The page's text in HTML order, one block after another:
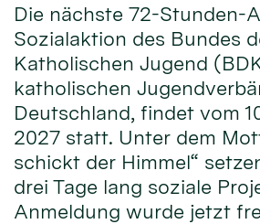
Die nächste 72-Stunden-
Sozialaktion des Bundes
Katholischen Jugend
katholischen
Deutschland, findet vom
2027 statt. Unter dem
schickt der Himmel“
drei Tage lang soziale
Anmeldung wurde jetzt